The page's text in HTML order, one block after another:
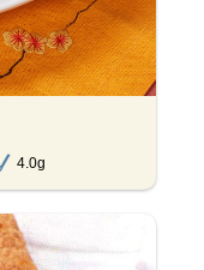
4.0g